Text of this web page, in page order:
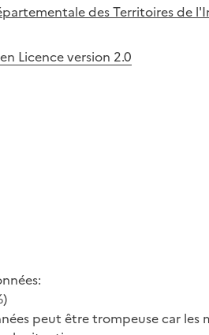
des Territoires de
Licence version 2.0
peut être trompeuse car